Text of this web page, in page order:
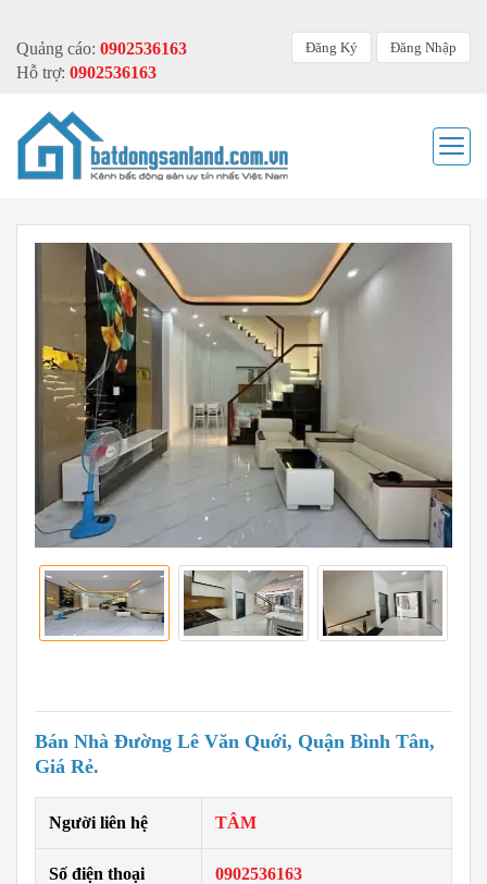
Quảng cáo: 0902536163
Hỗ trợ: 0902536163
Đăng Ký Đăng Nhập
Bán Nhà Đường Lê Văn Quới, Quận Bình Tân,
Giá Rẻ.
Người liên hệ TÂM
Số điện thoại 0902536163